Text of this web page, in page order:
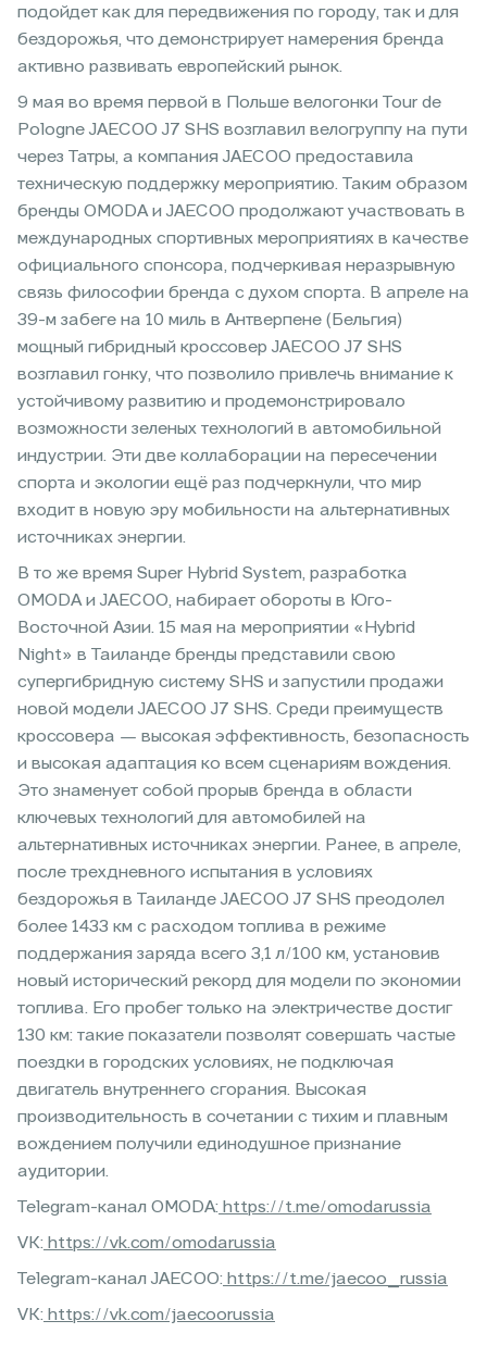
подойдет как для передвижения по городу, так и для
бездорожья, что демонстрирует намерения бренда
активно развивать европейский рынок.
9 мая во время первой в Польше велогонки Tour de
Pologne JAECOO J7 SHS возглавил велогруппу на пути
через Татры, а компания JAECOO предоставила
техническую поддержку мероприятию. Таким образом
бренды OMODA и JAECOO продолжают участвовать в
международных спортивных мероприятиях в качестве
официального спонсора, подчеркивая неразрывную
связь философии бренда с духом спорта. В апреле на
39-м забеге на 10 миль в Антверпене (Бельгия)
мощный гибридный кроссовер JAECOO J7 SHS
возглавил гонку, что позволило привлечь внимание к
устойчивому развитию и продемонстрировало
возможности зеленых технологий в автомобильной
индустрии. Эти две коллаборации на пересечении
спорта и экологии ещё раз подчеркнули, что мир
входит в новую эру мобильности на альтернативных
источниках энергии.
В то же время Super Hybrid System, разработка
OMODA и JAECOO, набирает обороты в Юго-
Восточной Азии. 15 мая на мероприятии «Hybrid
Night» в Таиланде бренды представили свою
супергибридную систему SHS и запустили продажи
новой модели JAECOO J7 SHS. Среди преимуществ
кроссовера — высокая эффективность, безопасность
и высокая адаптация ко всем сценариям вождения.
Это знаменует собой прорыв бренда в области
ключевых технологий для автомобилей на
альтернативных источниках энергии. Ранее, в апреле,
после трехдневного испытания в условиях
бездорожья в Таиланде JAECOO J7 SHS преодолел
более 1433 км с расходом топлива в режиме
поддержания заряда всего 3,1 л/100 км, установив
новый исторический рекорд для модели по экономии
топлива. Его пробег только на электричестве достиг
130 км: такие показатели позволят совершать частые
поездки в городских условиях, не подключая
двигатель внутреннего сгорания. Высокая
производительность в сочетании с тихим и плавным
вождением получили единодушное признание
аудитории.
Telegram-канал OMODA: https://t.me/omodarussia
VK: https://vk.com/omodarussia
Telegram-канал JAECOO: https://t.me/jaecoo_russia
VK: https://vk.com/jaecoorussia